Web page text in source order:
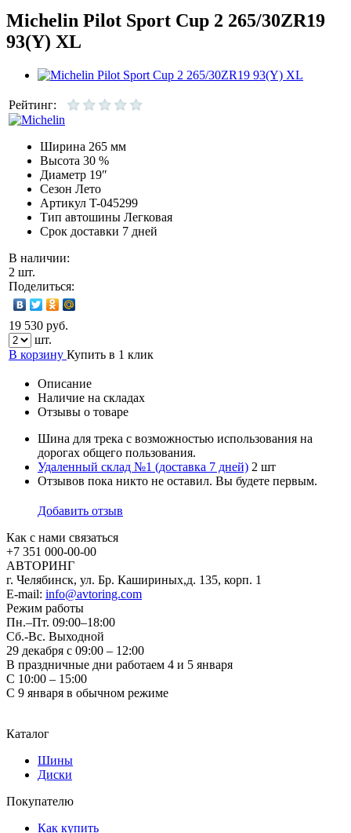
Michelin Pilot Sport Cup 2 265/30ZR19
93(Y) XL
Рейтинг:
Ширина 265 мм
Высота 30 %
Диаметр 19″
Сезон Лето
Артикул T-045299
Тип автошины Легковая
Срок доставки 7 дней
В наличии:
2 шт.
Поделиться:
19 530 руб.
шт.
В корзину Купить в 1 клик
Описание
Наличие на складах
Отзывы о товаре
Шина для трека с возможностью использования на
дорогах общего пользования.
Удаленный склад №1 (доставка 7 дней) 2 шт
Отзывов пока никто не оставил. Вы будете первым.
Добавить отзыв
Как с нами связаться
+7 351 000-00-00
АВТОРИНГ
г. Челябинск, ул. Бр. Кашириных,д. 135, корп. 1
E-mail: info@avtoring.com
Режим работы
Пн.–Пт. 09:00–18:00
Сб.-Вс. Выходной
29 декабря с 09:00 – 12:00
В праздничные дни работаем 4 и 5 января
С 10:00 – 15:00
С 9 января в обычном режиме
Каталог
Шины
Диски
Покупателю
Как купить